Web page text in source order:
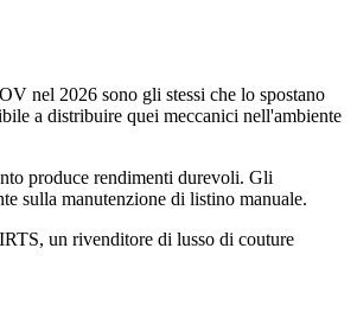
nel 2026 sono gli stessi che lo spostano
a distribuire quei meccanici nell'ambiente
produce rendimenti durevoli. Gli
sulla manutenzione di listino manuale.
un rivenditore di lusso di couture